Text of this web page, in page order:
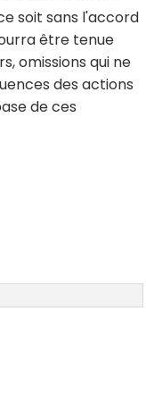
soit sans l'accord
être tenue
omissions qui ne
des actions
de ces